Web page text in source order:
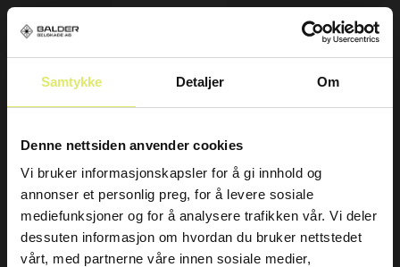
Samtykke Detaljer Om
Denne nettsiden anvender cookies
Vi bruker informasjonskapsler for å gi innhold og
annonser et personlig preg, for å levere sosiale
mediefunksjoner og for å analysere trafikken vår. Vi deler
dessuten informasjon om hvordan du bruker nettstedet
vårt, med partnerne våre innen sosiale medier,
E-post: post@balderbilskade.no
Våre Tjenester
Karosseri
Lakkering
Smartrepair